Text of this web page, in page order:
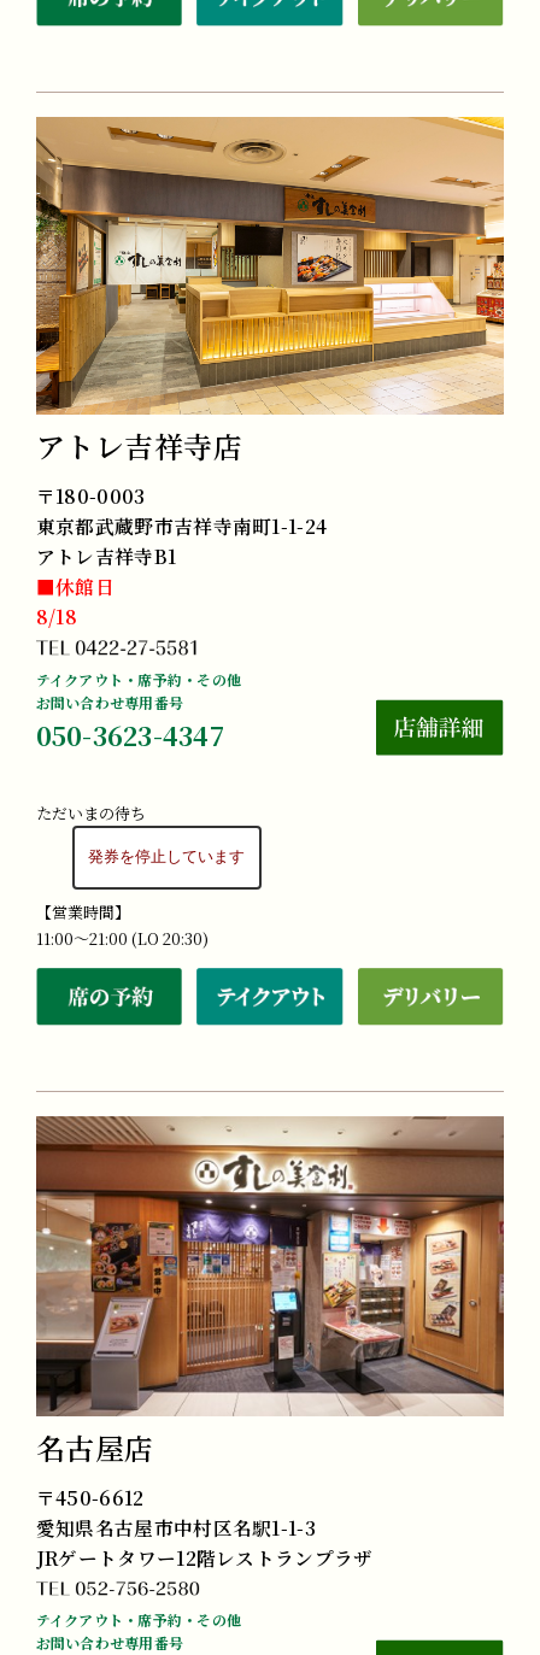
アトレ吉祥寺店
〒180-0003
東京都武蔵野市吉祥寺南町1-1-24
アトレ吉祥寺B1
■休館日
8/18
テイクアウト・席予約・その他
お問い合わせ専用番号
050-3623-4347
ただいまの待ち
【営業時間】
11:00～21:00 (LO 20:30)
名古屋店
〒450-6612
愛知県名古屋市中村区名駅1-1-3
JRゲートタワー12階レストランプラザ
テイクアウト・席予約・その他
お問い合わせ専用番号